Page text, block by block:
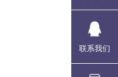
联系我们